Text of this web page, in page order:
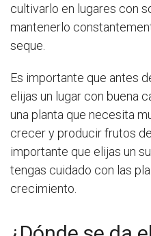
cultivarlo en lugares con
mantenerlo
seque.
Es importante que antes
elijas un lugar con buena
una planta que necesita
crecer y producir frutos
importante que elijas un
tengas cuidado con las
crecimiento.